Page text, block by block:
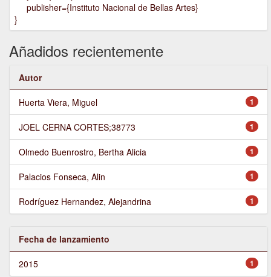
publisher={Instituto Nacional de Bellas Artes}
}
Añadidos recientemente
Autor
1
Huerta Viera, Miguel
1
JOEL CERNA CORTES;38773
1
Olmedo Buenrostro, Bertha Alicia
1
Palacios Fonseca, Alin
1
Rodríguez Hernandez, Alejandrina
Fecha de lanzamiento
1
2015